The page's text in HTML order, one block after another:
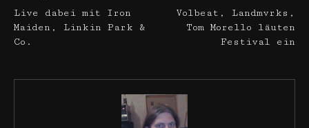
Live dabei mit Iron
Maiden, Linkin Park &
Co.
Volbeat, Landmvrks,
Tom Morello läuten
Festival ein